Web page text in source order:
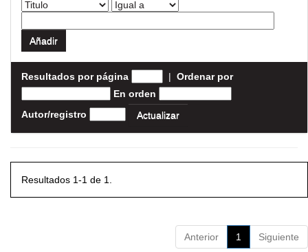
Resultados por página | Ordenar por
En orden
Autor/registro
Resultados 1-1 de 1.
Anterior 1 Siguiente